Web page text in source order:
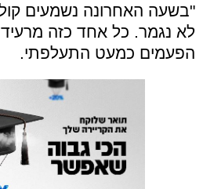
"בשעה האחרונה נשמעים
לא נגמר. כל אחד כזה
הפעמים כמעט התעלפתי.